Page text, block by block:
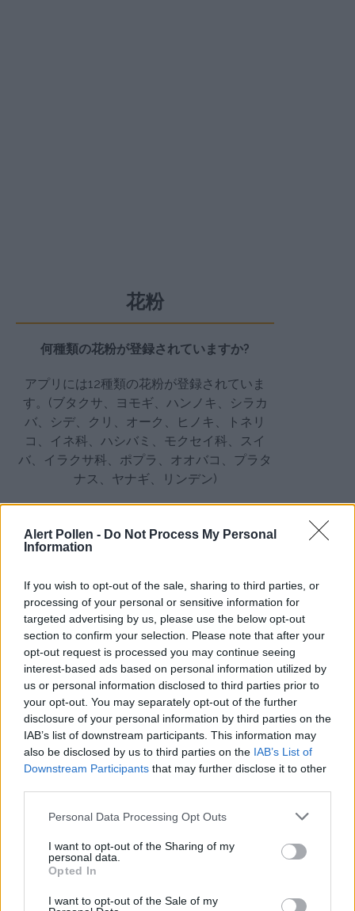
Alert Pollen - Do Not Process My Personal
Information
If you wish to opt-out of the sale, sharing to third parties, or
processing of your personal or sensitive information for
targeted advertising by us, please use the below opt-out
section to confirm your selection. Please note that after your
opt-out request is processed you may continue seeing
interest-based ads based on personal information utilized by
us or personal information disclosed to third parties prior to
your opt-out. You may separately opt-out of the further
disclosure of your personal information by third parties on the
IAB’s list of downstream participants. This information may
also be disclosed by us to third parties on the IAB’s List of
Downstream Participants that may further disclose it to other
Personal Data Processing Opt Outs
I want to opt-out of the Sharing of my
personal data.
Opted In
I want to opt-out of the Sale of my
花粉
何種類の花粉が登録されていますか?
アプリには12種類の花粉が登録されていま
す。(ブタクサ、ヨモギ、ハンノキ、シラカ
バ、シデ、クリ、オーク、ヒノキ、トネリ
コ、イネ科、ハシバミ、モクセイ科、スイ
バ、イラクサ科、ポプラ、オオバコ、プラタ
ナス、ヤナギ、リンデン)
ぜですか?
ます。
花粉レポートに表示されるグローバルリスク
指数は何を意味しますか?
その日最も活発な花粉に基づいて計算されま
す。例えば、5種類の花粉がその日活発で、
すべてレベル1/10（非常に低い）であり、1
つだけが高レベル（8/10）の場合、全体の指
数は8/10になります。最も高いリスクの花粉
に基づいているためです。あなたがその花粉
あなたの個人的なリスク（ゼロ）とはかけ離
れています。したがって、敏感な花粉がすで
にわかっている場合は、設定で構成すること
が重要です。そうすることで、グローバル指
数はあなたが敏感な花粉の中で最も活発な花